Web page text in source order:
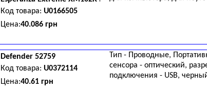
Код товара: U0166505
Цена:40.086 грн
Defender 52759
Код товара: U0372114
Цена:40.61 грн
Тип - Проводные,
сенсора - оптический,
подключения - USB,